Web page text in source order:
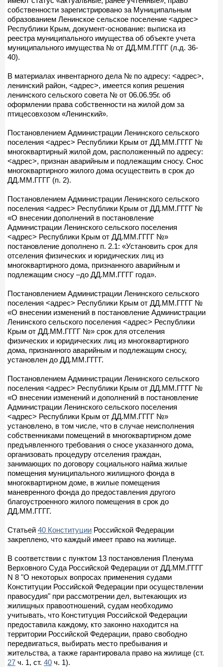
собственности зарегистрировано за Муниципальным
образованием Ленинское сельское поселение <адрес>
Республики Крым, документ-основание: выписка из
реестра муниципального имущества об объекте учета
муниципального имущества № от ДД.ММ.ГГГГ (л.д. 36-
40).
В материалах инвентарного дела № по адресу: <адрес>,
ленинский район, <адрес>, имеется копия решения
ленинского сельского совета № от 06.06.95г. об
оформлении права собственности на жилой дом за
птицесовхозом «Ленинский».
Постановлением Администрации Ленинского сельского
поселения <адрес> Республики Крым от ДД.ММ.ГГГГ №
многоквартирный жилой дом, расположенный по адресу:
<адрес>, признан аварийным и подлежащим сносу. Снос
многоквартирного жилого дома осуществить в срок до
ДД.ММ.ГГГГ (п. 2).
Постановлением Администрации Ленинского сельского
поселения <адрес> Республики Крым от ДД.ММ.ГГГГ №
«О внесении дополнений в постановление
Администрации Ленинского сельского поселения
<адрес> Республики Крым от ДД.ММ.ГГГГ №»
постановление дополнено п. 2.1: «Установить срок для
отселения физических и юридических лиц из
многоквартирного дома, признанного аварийным и
подлежащим сносу –до ДД.ММ.ГГГГ года».
Постановлением Администрации Ленинского сельского
поселения <адрес> Республики Крым от ДД.ММ.ГГГГ №
«О внесении изменений в постановление Администрации
Ленинского сельского поселения <адрес> Республики
Крым от ДД.ММ.ГГГГ №» срок для отселения
физических и юридических лиц из многоквартирного
дома, признанного аварийным и подлежащим сносу,
установлен до ДД.ММ.ГГГГ.
Постановлением Администрации Ленинского сельского
поселения <адрес> Республики Крым от ДД.ММ.ГГГГ №
«О внесении изменений и дополнений в постановление
Администрации Ленинского сельского поселения
<адрес> Республики Крым от ДД.ММ.ГГГГ №»
установлено, в том числе, что в случае неисполнения
собственниками помещений в многоквартирном доме
предъявленного требования о сносе указанного дома,
организовать процедуру отселения граждан,
занимающих по договору социального найма жилые
помещения муниципального жилищного фонда в
многоквартирном доме, в жилые помещения
маневренного фонда до предоставления другого
благоустроенного жилого помещения в срок до
ДД.ММ.ГГГГ.
Статьей 40 Конституции Российской Федерации
закреплено, что каждый имеет право на жилище.
В соответствии с пунктом 13 постановления Пленума
Верховного Суда Российской Федерации от ДД.ММ.ГГГГ
N 8 "О некоторых вопросах применения судами
Конституции Российской Федерации при осуществлении
правосудия" при рассмотрении дел, вытекающих из
жилищных правоотношений, судам необходимо
учитывать, что Конституция Российской Федерации
предоставила каждому, кто законно находится на
территории Российской Федерации, право свободно
передвигаться, выбирать место пребывания и
жительства, а также гарантировала право на жилище (ст.
27 ч. 1, ст. 40 ч. 1).